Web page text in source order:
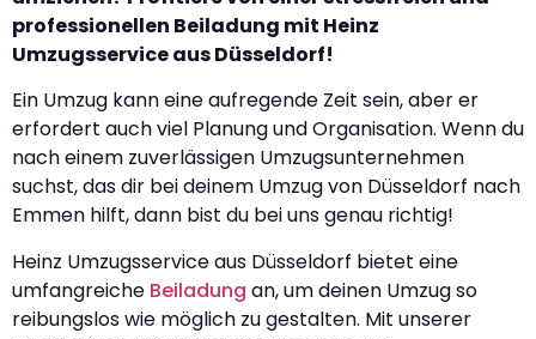
professionellen Beiladung mit Heinz
Umzugsservice aus Düsseldorf!
Ein Umzug kann eine aufregende Zeit sein, aber er
erfordert auch viel Planung und Organisation. Wenn du
nach einem zuverlässigen Umzugsunternehmen
suchst, das dir bei deinem Umzug von Düsseldorf nach
Emmen hilft, dann bist du bei uns genau richtig!
Heinz Umzugsservice aus Düsseldorf bietet eine
umfangreiche Beiladung an, um deinen Umzug so
reibungslos wie möglich zu gestalten. Mit unserer